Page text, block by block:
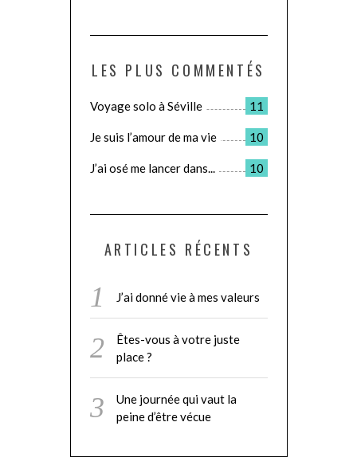
LES PLUS COMMENTÉS
11
Voyage solo à Séville
10
Je suis l’amour de ma vie
10
J’ai osé me lancer dans...
ARTICLES RÉCENTS
J’ai donné vie à mes valeurs
Êtes-vous à votre juste
place ?
Une journée qui vaut la
peine d’être vécue